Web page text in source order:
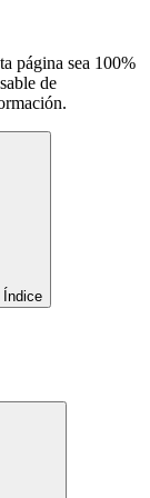
página sea 100%
de
Índice